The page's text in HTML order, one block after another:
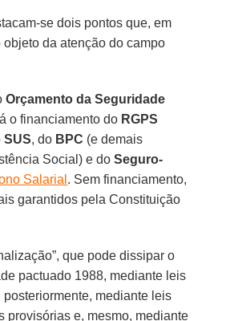
se dois pontos que, em
da atenção do campo
Orçamento da Seguridade
o financiamento do RGPS
SUS, do BPC (e demais
Social) e doSeguro-
Salarial . Sem financiamento,
garantidos pela Constituição
que pode dissipar o
pactuado 1988, mediante leis
mediante leis
provisórias e, mesmo, mediante